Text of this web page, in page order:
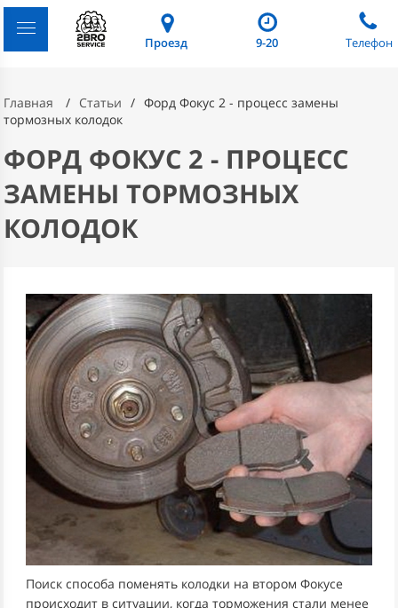
Проезд 9-20 Телефон
Главная Статьи
Форд Фокус 2 - процесс замены
тормозных колодок
ФОРД ФОКУС 2 - ПРОЦЕСС
ЗАМЕНЫ ТОРМОЗНЫХ
КОЛОДОК
Поиск способа поменять колодки на втором Фокусе
происходит в ситуации, когда торможения стали менее